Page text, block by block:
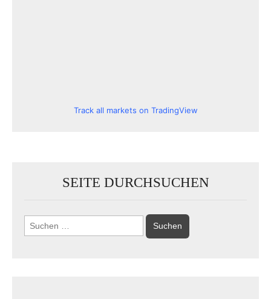
Track all markets on TradingView
SEITE DURCHSUCHEN
Suchen
nach: